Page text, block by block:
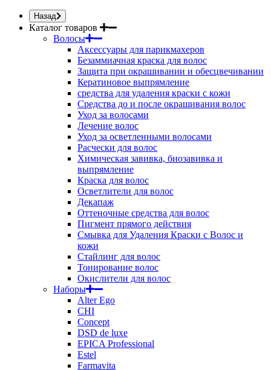
Назад
Каталог товаров
Волосы
Аксессуары для парикмахеров
Безаммиачная краска для волос
Защита при окрашивании и обесцвечивании
Кератиновое выпрямление
средства для удаления краски с кожи
Средства до и после окрашивания волос
Уход за волосами
Лечение волос
Уход за осветленными волосами
Расчески для волос
Химическая завивка, биозавивка и
выпрямление
Краска для волос
Осветлители для волос
Декапаж
Оттеночные средства для волос
Пигмент прямого действия
Смывка для Удаления Краски с Волос и
кожи
Стайлинг для волос
Тонирование волос
Окислители для волос
Наборы
Alter Ego
CHI
Concept
DSD de luxe
EPICA Professional
Estel
Farmavita